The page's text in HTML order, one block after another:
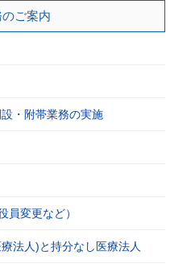
ご案内
・附帯業務の実施
員変更など）
法人)と持分なし医療法人